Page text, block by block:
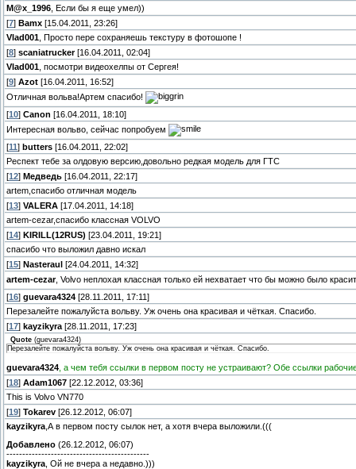
M@x_1996 , Если бы я еще умел))
[7] Bamx [15.04.2011, 23:26]
Vlad001 , Просто пере сохраняешь текстуру в фотошопе !
[8] scaniatrucker[16.04.2011, 02:04]
Vlad001 , посмотри видеохелпы от Сергея!
[9] Azot [16.04.2011, 16:52]
Отличная вольва!Артем спасибо!
[10] Canon [16.04.2011, 18:10]
Интересная вольво, сейчас попробуем
[11 ] butters [16.04.2011, 22:02]
Респект тебе за олдовую версию,довольно редкая модель для ГТС
[12] Медведь [16.04.2011, 22:17]
artem,спасибо отличная модель
[13] VALERA [17.04.2011, 14:18]
artem-cezar,спасибо классная VOLVO
[14] KIRILL(12RUS) [23.04.2011, 19:21]
спасибо что выложил давно искал
[15] Nasteraul
[24.04.2011, 14:32]
artem-cezar, Volvo неплохая классная только ей нехватает что бы можно было
[16] guevara4324 [28.11.2011, 17:11]
Перезалейте пожалуйста вольву. Уж очень она красивая и чёткая. Спасибо.
[17] kayzikyra [28.11.2011, 17:23]
Quote (guevara4324)
Перезалейте пожалуйста вольву. Уж очень она красивая и чёткая. Спасибо.
guevara4324 , а чем тебя ссылки в первом посту не устраивают? Обе ссылки
[18] Adam1067 [22.12.2012, 03:36]
This is Volvo VN770
[19] Tokarev [26.12.2012, 06:07]
kayzikyra ,А в первом посту сылок нет, а хотя вчера выложили.(((
Добавлено (26.12.2012, 06:07)
---------------------------------------------
kayzikyra , Ой не вчера а недавно.)))